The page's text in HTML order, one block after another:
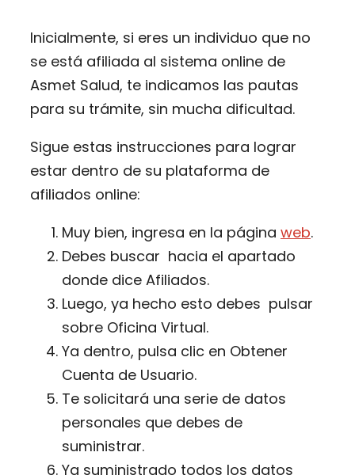
Inicialmente, si eres un individuo que no
se está afiliada al sistema online de
Asmet Salud, te indicamos las pautas
para su trámite, sin mucha dificultad.
Sigue estas instrucciones para lograr
estar dentro de su plataforma de
afiliados online:
Muy bien, ingresa en la página web.
Debes buscar hacia el apartado
donde dice Afiliados.
Luego, ya hecho esto debes pulsar
sobre Oficina Virtual.
Ya dentro, pulsa clic en Obtener
Cuenta de Usuario.
Te solicitará una serie de datos
personales que debes de
suministrar.
Ya suministrado todos los datos